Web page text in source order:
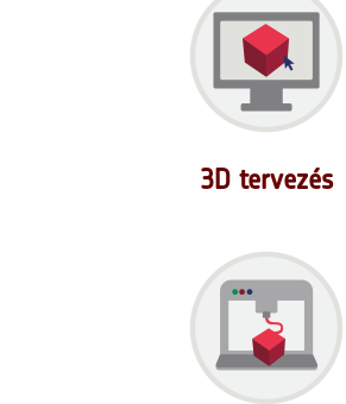
3D tervezés